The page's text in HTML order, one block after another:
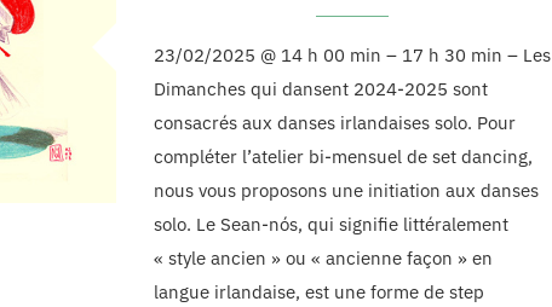
23/02/2025 @ 14 h 00 min – 17 h 30 min – Les
Dimanches qui dansent 2024-2025 sont
consacrés aux danses irlandaises solo. Pour
compléter l’atelier bi-mensuel de set dancing,
nous vous proposons une initiation aux danses
solo. Le Sean-nós, qui signifie littéralement
« style ancien » ou « ancienne façon » en
langue irlandaise, est une forme de step